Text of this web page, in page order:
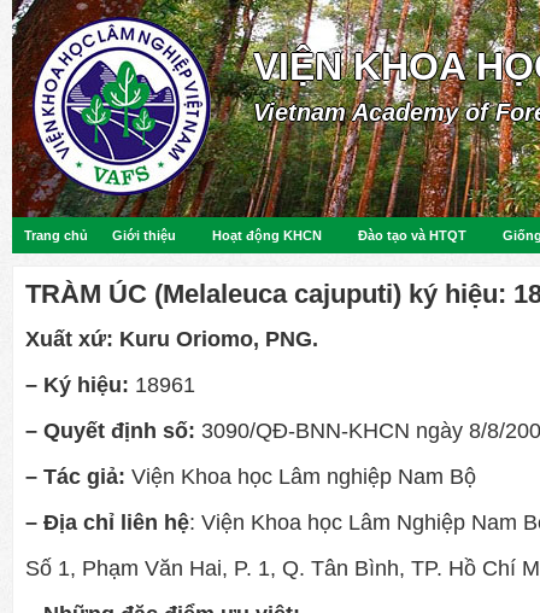
VIỆN KHOA
Vietnam Academy of
Trang chủ Giới thiệu Hoạt động KHCN Đào tạo và HTQT
TRÀM ÚC (Melaleuca cajuputi) ký hiệu:
Xuất xứ: Kuru Oriomo, PNG.
– Ký hiệu: 18961
– Quyết định số: 3090/QĐ-BNN-KHCN ngày 8/8/
– Tác giả: Viện Khoa học Lâm nghiệp Nam Bộ
– Địa chỉ liên hệ: Viện Khoa học Lâm Nghiệp Nam
Số 1, Phạm Văn Hai, P. 1, Q. Tân Bình, TP. Hồ Chí